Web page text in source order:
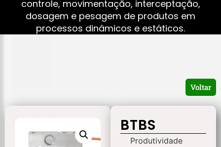
controle, movimentação, interceptação,
dosagem e pesagem de produtos em
processos dinâmicos e estáticos.
Voltar
BTBS
Produtividade